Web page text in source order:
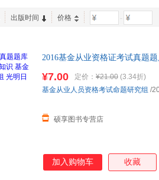
出版时间 价格 -
2016基金从业资格证考试真题
捷，下单秒杀，欢迎选购！
¥7.00 定价： ¥21.00 (3.34折)
硕享图书专营店
基金从业人员资格考试命题研究组 /
加入购物车 收藏